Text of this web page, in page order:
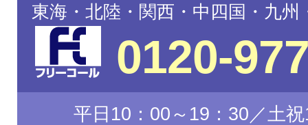
東海・北陸・関西・中四国・九
0120-
平日10：00～19：30／土